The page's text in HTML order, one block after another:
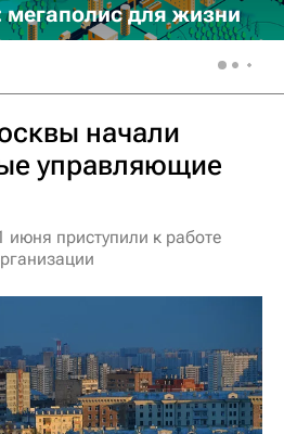
для жизни
начали
управляющие
приступили к работе